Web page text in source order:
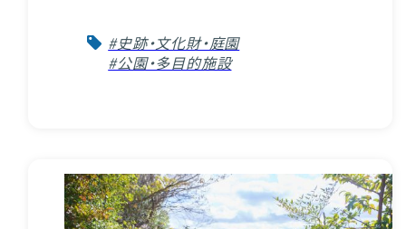
#史跡・文化財・庭園
#公園・多目的施設